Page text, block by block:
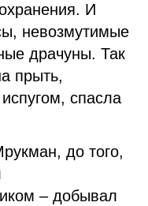
И
невозмутимые
драчуны. Так
прыть,
спасла
до того,
– добывал